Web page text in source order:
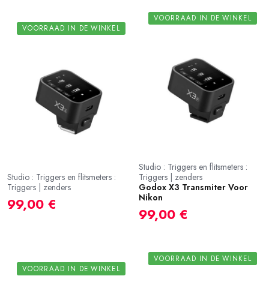
VOORRAAD IN DE WINKEL
Studio : Triggers en flitsmeters :
Triggers | zenders
99,00 €
VOORRAAD IN DE WINKEL
Studio : Triggers en flitsmeters :
Triggers | zenders
Godox X3 Transmiter Voor
Nikon
99,00 €
VOORRAAD IN DE WINKEL
VOORRAAD IN DE WINKEL